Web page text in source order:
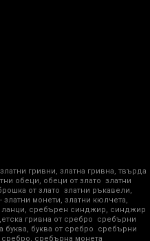
златни гривни, златна гривна, твърда
обеци, обеци от злато златни
от злато златни ръкавели,
златни монети, златни кюлчета,
сребърен синджир, синджир
гривна от сребро
сребърни
буква от сребро
сребърни
сребърна монета